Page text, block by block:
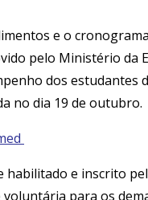
e o
pelo Ministério da
dos
no dia 19 de outubro.
e inscrito
para os